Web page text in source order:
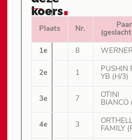
koers.
Plaats Nr.
1e 8
2e 1
PUSHIN
YB (H/3)
3e 7
OTINI
BIANCO
4e 3
FAMILY